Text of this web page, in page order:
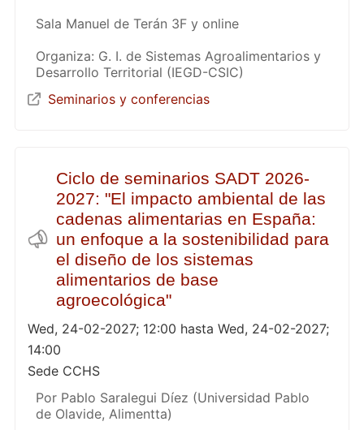
Sala Manuel de Terán 3F y online
Organiza: G. I. de Sistemas Agroalimentarios y
Desarrollo Territorial (IEGD-CSIC)
Seminarios y conferencias
Ciclo de seminarios SADT 2026-
2027: "El impacto ambiental de las
cadenas alimentarias en España:
un enfoque a la sostenibilidad para
el diseño de los sistemas
alimentarios de base
agroecológica"
Wed, 24-02-2027; 12:00 hasta Wed, 24-02-2027;
14:00
Sede CCHS
Por Pablo Saralegui Díez (Universidad Pablo
de Olavide, Alimentta)